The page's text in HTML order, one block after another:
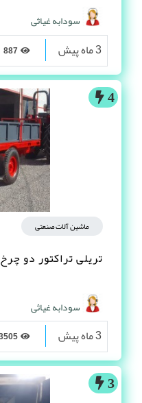
سودابه غیاثی
3 ماه پیش
4
ماشین آلات صنعتی
تریلی تراکتور دو چرخ
سودابه غیاثی
3 ماه پیش
3